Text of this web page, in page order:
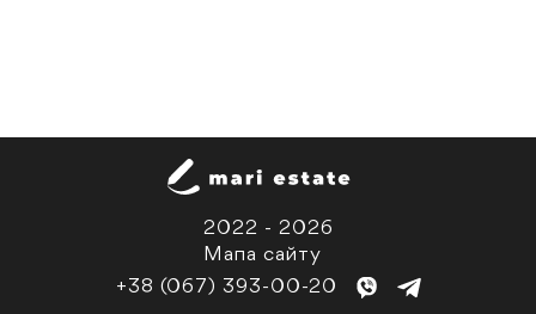
2022 - 2026
Мапа сайту
+38 (067) 393-00-20